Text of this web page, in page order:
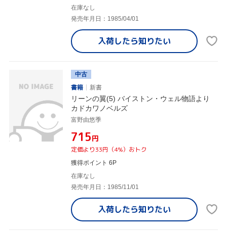
在庫なし
発売年月日：1985/04/01
入荷したら知りたい
中古
書籍
新書
リーンの翼(5) バイストン・ウェル物語より
カドカワノベルズ
富野由悠季
¥715円
定価より33円（4%）おトク
獲得ポイント 6P
在庫なし
発売年月日：1985/11/01
入荷したら知りたい